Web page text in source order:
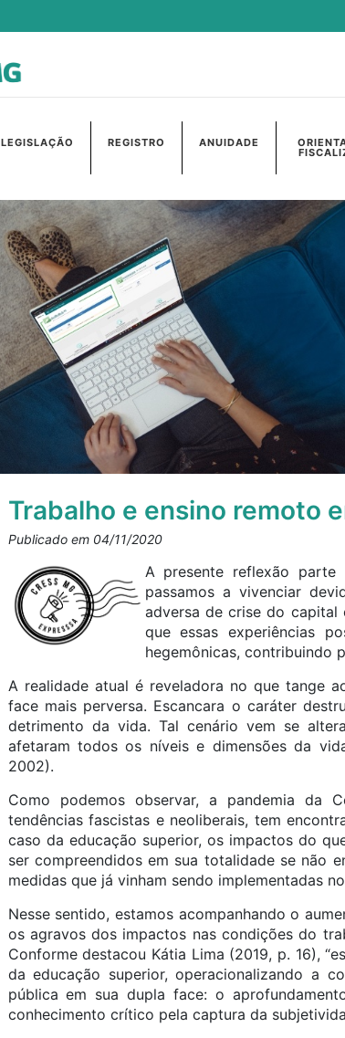
LEGISLAÇÃO REGISTRO ANUIDADE
Trabalho e ensino remoto
Publicado em 04/11/2020
A presente reflexão
passamos a vivenciar
adversa de crise do capital
que essas experiências
hegemônicas, contribuindo
A realidade atual é reveladora no que tange
face mais perversa. Escancara o caráter
detrimento da vida. Tal cenário vem se
afetaram todos os níveis e dimensões da
2002).
Como podemos observar, a pandemia da
tendências fascistas e neoliberais, tem
caso da educação superior, os impactos do
ser compreendidos em sua totalidade se não
medidas que já vinham sendo implementadas
Nesse sentido, estamos acompanhando o
os agravos dos impactos nas condições do
Conforme destacou Kátia Lima (2019, p. 16),
da educação superior, operacionalizando a
pública em sua dupla face: o
conhecimento crítico pela captura da